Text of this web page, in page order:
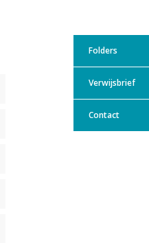
Folders
Verwijsbrief
Contact